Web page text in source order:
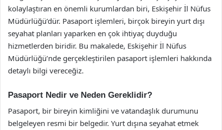
kolaylaştıran en önemli kurumlardan biri, Eskişehir İl Nüfus
Müdürlüğü’dür. Pasaport işlemleri, birçok bireyin yurt dışı
seyahat planları yaparken en çok ihtiyaç duyduğu
hizmetlerden biridir. Bu makalede, Eskişehir İl Nüfus
Müdürlüğü’nde gerçekleştirilen pasaport işlemleri hakkında
detaylı bilgi vereceğiz.
Pasaport Nedir ve Neden Gereklidir?
Pasaport, bir bireyin kimliğini ve vatandaşlık durumunu
belgeleyen resmi bir belgedir. Yurt dışına seyahat etmek